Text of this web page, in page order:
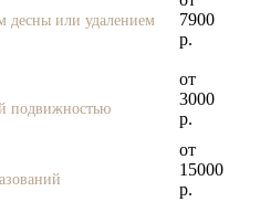
десны или удалением
7900
р.
подвижностью
от
3000
р.
от
15000
р.